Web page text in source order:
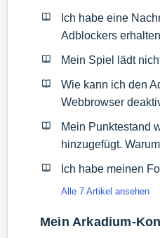
Ich habe eine
Adblockers
Mein Spiel lädt
Wie kann ich den
Webbrowser
Mein Punktestand
hinzugefügt.
Ich habe meinen
Alle 7 Artikel ansehen
Mein Arkadium-